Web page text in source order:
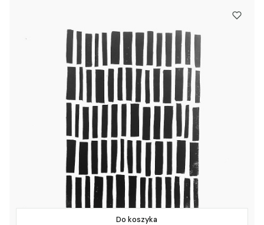
Do koszyka